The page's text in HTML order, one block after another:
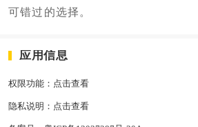
可错过的选择。
应用信息
权限功能： 点击查看
隐私说明： 点击查看